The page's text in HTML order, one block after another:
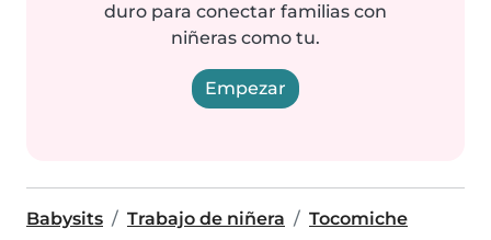
duro para conectar familias con
niñeras como tu.
Empezar
Babysits Trabajo de niñera Tocomiche